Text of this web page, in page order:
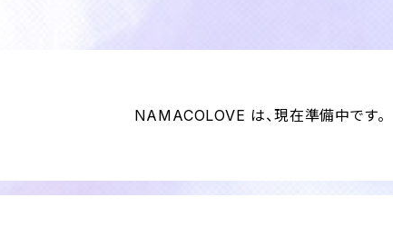
NAMACOLOVE は、現在準備中です。